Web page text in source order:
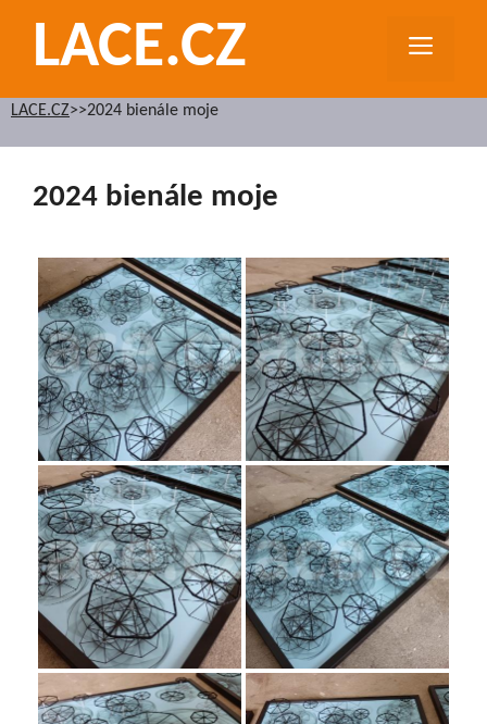
obsahLACE.CZ
LACE.CZ>>2024 bienále moje
2024 bienále moje